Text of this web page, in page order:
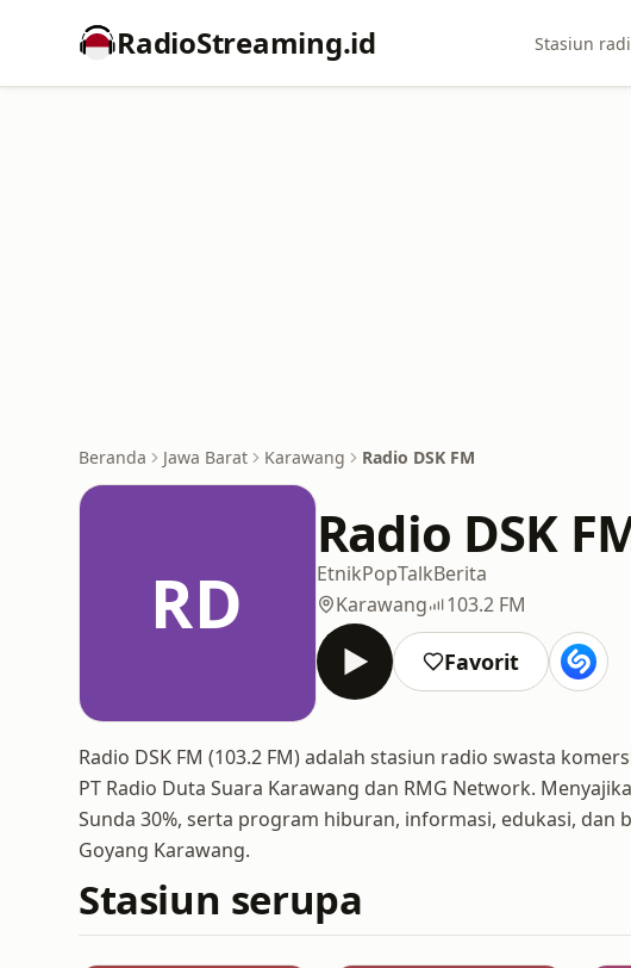
RadioStreaming.id Stasiun
Beranda Jawa Barat Karawang Radio DSK FM
RD
Radio DSK
EtnikPopTalkBerita
Karawang
103.2 FM
Favorit
Radio DSK FM (103.2 FM) adalah stasiun radio swasta
PT Radio Duta Suara Karawang dan RMG Network.
Sunda 30%, serta program hiburan, informasi, edukasi, dan
Goyang Karawang.
Stasiun serupa